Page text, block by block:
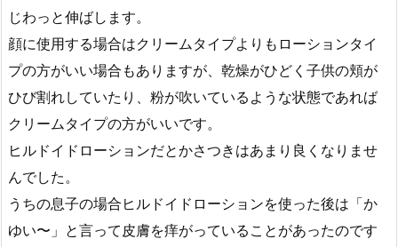
じわっと伸ばします。
顔に使用する場合はクリームタイプよりもローションタイ
プの方がいい場合もありますが、乾燥がひどく子供の頬が
ひび割れしていたり、粉が吹いているような状態であれば
クリームタイプの方がいいです。
ヒルドイドローションだとかさつきはあまり良くなりませ
んでした。
うちの息子の場合ヒルドイドローションを使った後は「か
ゆい〜」と言って皮膚を痒がっていることがあったのです